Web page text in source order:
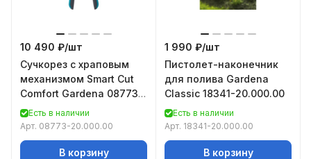
10 490 ₽/шт
Сучкорез с храповым
механизмом Smart Cut
Comfort Gardena 08773-
20.000.00
Есть в наличии
Арт. 08773-20.000.00
В корзину
1 990 ₽/шт
Пистолет-наконечник
для полива Gardena
Classic 18341-20.000.00
Есть в наличии
Арт. 18341-20.000.00
В корзину